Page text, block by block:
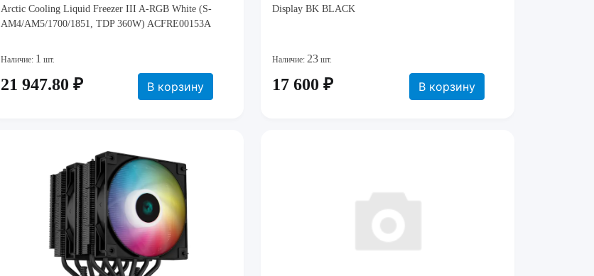
Arctic Cooling Liquid Freezer III A-RGB White (S-
AM4/AM5/1700/1851, TDP 360W) ACFRE00153A
Наличие: 1 шт.
21 947.80 ₽ В корзину
Display BK BLACK
Наличие: 23шт.
17 600 ₽ В корзину